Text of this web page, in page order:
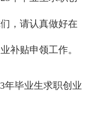
，请认真做好在
补贴申领工作。
年毕业生求职创业